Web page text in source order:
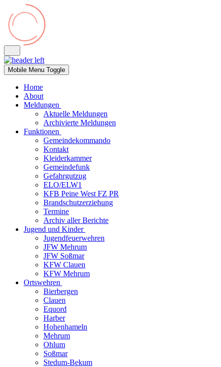
Mobile Menu Toggle
Home
About
Meldungen
Aktuelle Meldungen
Archivierte Meldungen
Funktionen
Gemeindekommando
Kontakt
Kleiderkammer
Gemeindefunk
Gefahrgutzug
ELO/ELW1
KFB Peine West FZ PR
Brandschutzerziehung
Termine
Archiv aller Berichte
Jugend und Kinder
Jugendfeuerwehren
JFW Mehrum
JFW Soßmar
KFW Clauen
KFW Mehrum
Ortswehren
Bierbergen
Clauen
Equord
Harber
Hohenhameln
Mehrum
Ohlum
Soßmar
Stedum-Bekum